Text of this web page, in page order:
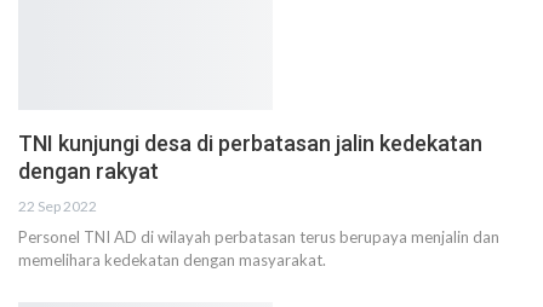
TNI kunjungi desa di perbatasan jalin kedekatan
dengan rakyat
22 Sep 2022
Personel TNI AD di wilayah perbatasan terus berupaya menjalin dan
memelihara kedekatan dengan masyarakat.